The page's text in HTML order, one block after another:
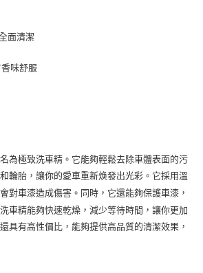
面清潔
香味舒服
為極致洗車精。它能夠輕鬆去除車體表面的污
輪胎，讓你的愛車重新焕發出光彩。它採用溫
對車漆造成傷害。同時，它還能夠保護車漆，
車精能夠快速乾燥，減少等待時間，讓你更加
具有高性價比，能夠提供高品質的清潔效果，